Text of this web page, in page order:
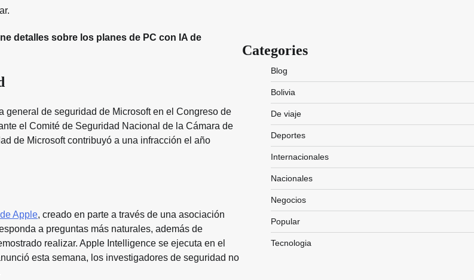
detalles sobre los planes de PC con IA de
general de seguridad de Microsoft en el Congreso de
el Comité de Seguridad Nacional de la Cámara de
de Microsoft contribuyó a una infracción el año
Apple, creado en parte a través de una asociación
a preguntas más naturales, además de
realizar. Apple Intelligence se ejecuta en el
esta semana, los investigadores de seguridad no
Categories
Blog
Bolivia
De viaje
Deportes
Internacionales
Nacionales
Negocios
Popular
Tecnologia